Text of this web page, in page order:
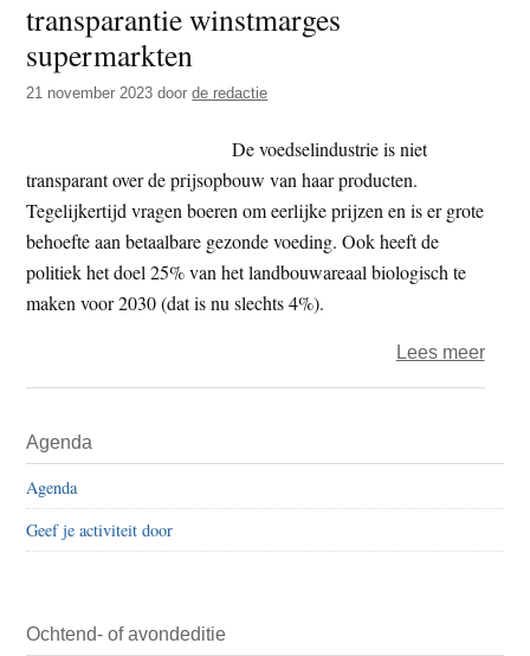
t
e
e
s
i
transparantie winstmarges
supermarkten
21 november 2023 doorde redactie
De voedselindustrie is niet
transparant over de prijsopbouw van haar producten.
Tegelijkertijd vragen boeren om eerlijke prijzen en is er grote
behoefte aan betaalbare gezonde voeding. Ook heeft de
politiek het doel 25% van het landbouwareaal biologisch te
maken voor 2030 (dat is nu slechts 4%).
Lees meerover
eist
Sidebar
Agenda
Agenda
Geef je activiteit door
Ochtend- of avondeditie